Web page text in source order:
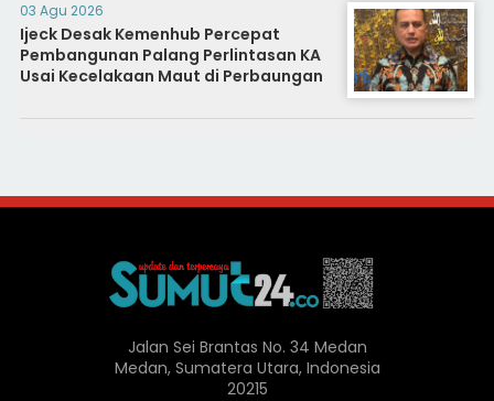
03 Agu 2026
Ijeck Desak Kemenhub Percepat
Pembangunan Palang Perlintasan KA
Usai Kecelakaan Maut di Perbaungan
Jalan Sei Brantas No. 34 Medan
Medan, Sumatera Utara, Indonesia
20215